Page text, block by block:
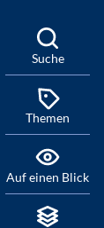
Suche
Themen
Auf einen Blick